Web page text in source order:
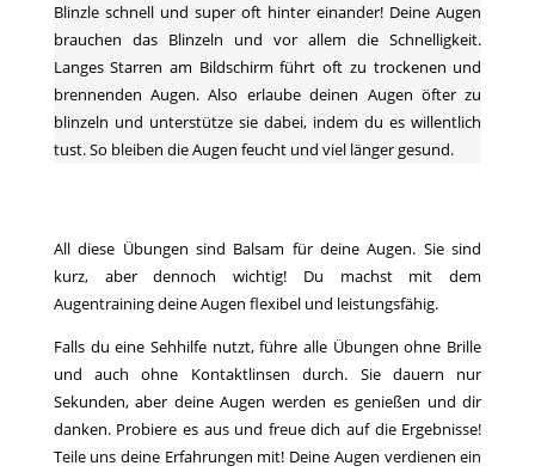
Blinzle schnell und super oft hinter einander! Deine Augen
brauchen das Blinzeln und vor allem die Schnelligkeit.
Langes Starren am Bildschirm führt oft zu trockenen und
brennenden Augen. Also erlaube deinen Augen öfter zu
blinzeln und unterstütze sie dabei, indem du es willentlich
tust. So bleiben die Augen feucht und viel länger gesund.
All diese Übungen sind Balsam für deine Augen. Sie sind
kurz, aber dennoch wichtig! Du machst mit dem
Augentraining deine Augen flexibel und leistungsfähig.
Falls du eine Sehhilfe nutzt, führe alle Übungen ohne Brille
und auch ohne Kontaktlinsen durch. Sie dauern nur
Sekunden, aber deine Augen werden es genießen und dir
danken. Probiere es aus und freue dich auf die Ergebnisse!
Teile uns deine Erfahrungen mit! Deine Augen verdienen ein